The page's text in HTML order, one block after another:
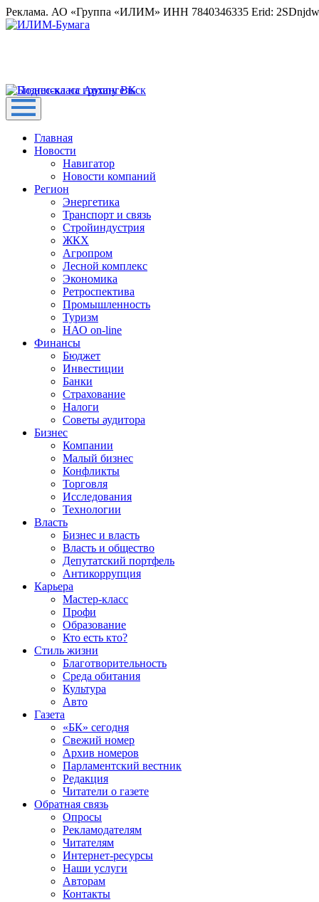
Реклама. АО «Группа «ИЛИМ» ИНН 7840346335 Erid:
Главная
Новости
Навигатор
Новости компаний
Регион
Энергетика
Транспорт и связь
Стройиндустрия
ЖКХ
Агропром
Лесной комплекс
Экономика
Ретроспектива
Промышленность
Туризм
НАО on-line
Финансы
Бюджет
Инвестиции
Банки
Страхование
Налоги
Советы аудитора
Бизнес
Компании
Малый бизнес
Конфликты
Торговля
Исследования
Технологии
Власть
Бизнес и власть
Власть и общество
Депутатский портфель
Антикоррупция
Карьера
Мастер-класс
Профи
Образование
Кто есть кто?
Стиль жизни
Благотворительность
Среда обитания
Культура
Авто
Газета
«БК» сегодня
Свежий номер
Архив номеров
Парламентский вестник
Редакция
Читатели о газете
Обратная связь
Опросы
Рекламодателям
Читателям
Интернет-ресурсы
Наши услуги
Авторам
Контакты